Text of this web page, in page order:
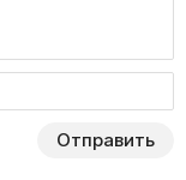
полным
главный герой
Отправить